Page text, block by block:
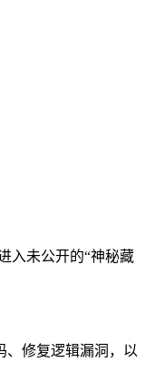
入未公开的“神秘藏
、修复逻辑漏洞，以